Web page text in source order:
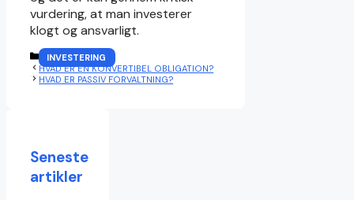
vurdering, at man investerer
klogt og ansvarligt.
KATEGORIER
INVESTERING
HVAD ER EN KONVERTIBEL OBLIGATION?
HVAD ER PASSIV FORVALTNING?
Seneste
artikler